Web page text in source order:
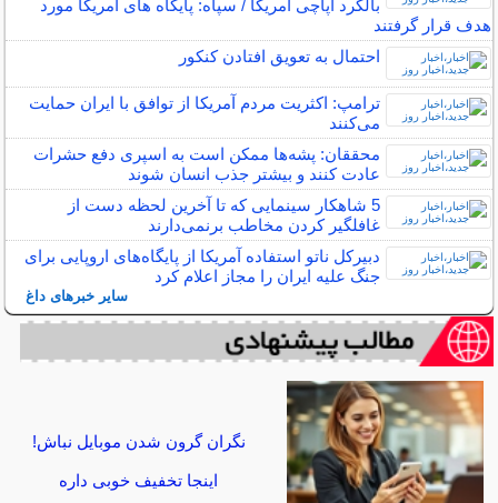
بالگرد آپاچی آمریکا / سپاه: پایگاه های آمریکا مورد
هدف قرار گرفتند
احتمال به تعویق افتادن کنکور
ترامپ: اکثریت مردم آمریکا از توافق با ایران حمایت
می‌کنند
محققان: پشه‌ها ممکن است به اسپری دفع حشرات
عادت کنند و بیشتر جذب انسان شوند
5 شاهکار سینمایی که تا آخرین لحظه دست از
غافلگیر کردن مخاطب برنمی‌دارند
دبیرکل ناتو استفاده آمریکا از پایگاه‌های اروپایی برای
جنگ علیه ایران را مجاز اعلام کرد
سایر خبرهای داغ
نگران گرون شدن موبایل نباش!
اینجا تخفیف خوبی داره